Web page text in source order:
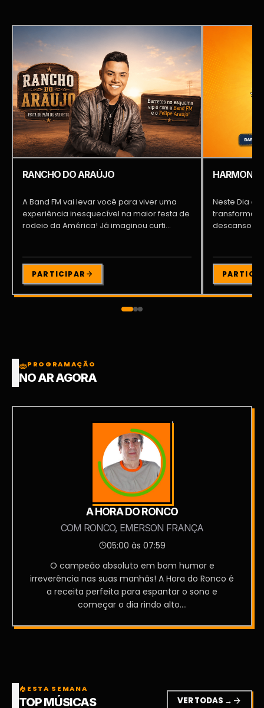
RANCHO DO ARAÚJO
A Band FM vai levar você para viver uma
experiência inesquecível na maior festa de
rodeio da América! Já imaginou curti...
PARTICIPAR
Neste Dia
transformar
descanso
PROGRAMAÇÃO
NO AR AGORA
A HORA DO RONCO
COM RONCO, EMERSON FRANÇA
05:00 às 07:59
O campeão absoluto em bom humor e
irreverência nas suas manhãs! A Hora do Ronco é
a receita perfeita para espantar o sono e
começar o dia rindo alto....
local_fire_department ESTA SEMANA
TOP MÚSICAS VER TODAS → arrow_forward